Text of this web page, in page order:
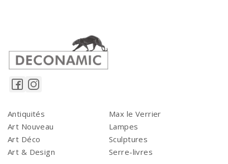
Antiquités
Art Nouveau
Art Déco
Art & Design
Max le Verrier
Lampes
Sculptures
Serre-livres